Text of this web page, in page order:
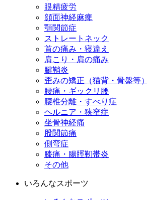
眼精疲労
顔面神経麻痺
顎関節症
ストレートネック
首の痛み・寝違え
肩こり・肩の痛み
腱鞘炎
歪みの矯正（猫背・骨盤等）
腰痛・ギックリ腰
腰椎分離・すべり症
ヘルニア・狭窄症
坐骨神経痛
股関節痛
側弯症
膝痛・腸脛靭帯炎
その他
いろんなスポーツ